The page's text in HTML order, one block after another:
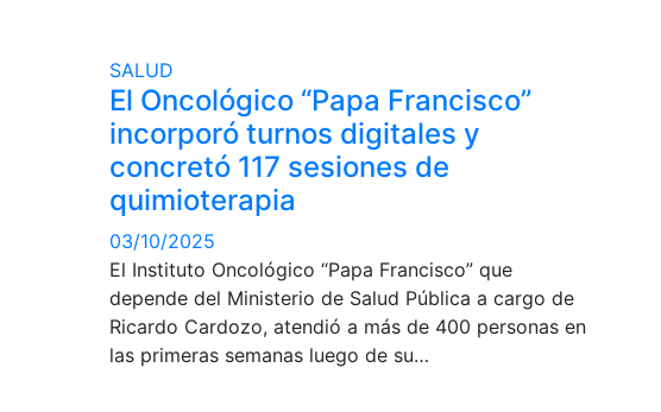
SALUD
El Oncológico “Papa Francisco”
incorporó turnos digitales y
concretó 117 sesiones de
quimioterapia
03/10/2025
El Instituto Oncológico “Papa Francisco” que
depende del Ministerio de Salud Pública a cargo de
Ricardo Cardozo, atendió a más de 400 personas en
las primeras semanas luego de su…